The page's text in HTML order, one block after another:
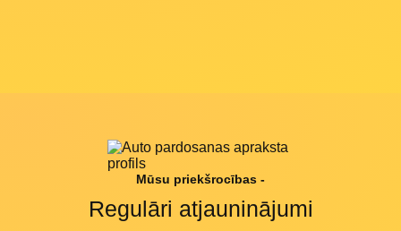
Mūsu priekšrocības -
Regulāri atjauninājumi